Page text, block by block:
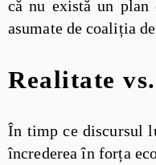
că nu există un
asumate de coaliția
Realitate
În timp ce discursul
încrederea în forța